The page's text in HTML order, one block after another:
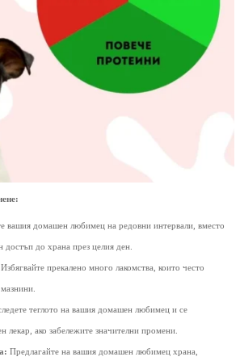
вашия домашен любимец на редовни интервали, вместо
достъп до храна през целия ден.
Избягвайте прекалено много лакомства, които често
теглото на вашия домашен любимец и се
лекар, ако забележите значителни промени.
Предлагайте на вашия домашен любимец храна,